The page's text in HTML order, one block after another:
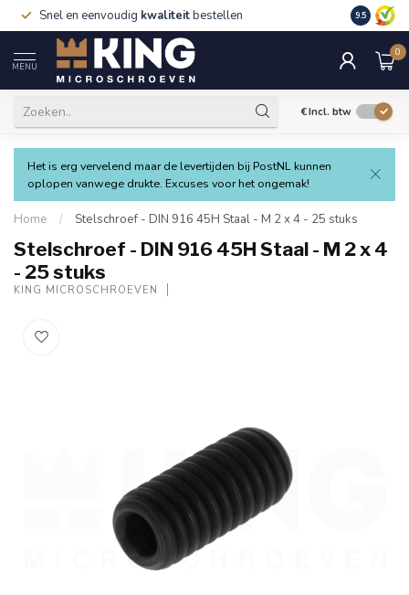
Snel en eenvoudig kwaliteitbestellen 9.5
MENU
0
€Incl. btw
Het is erg vervelend maar de levertijden bij PostNL kunnen
oplopen vanwege drukte. Excuses voor het ongemak!
Home / Stelschroef - DIN 916 45H Staal - M 2 x 4 - 25 stuks
Stelschroef - DIN 916 45H Staal - M 2 x 4
- 25 stuks
KING MICROSCHROEVEN